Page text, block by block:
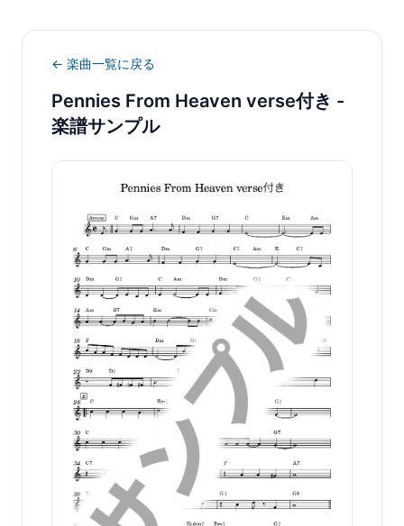
← 楽曲一覧に戻る
Pennies From Heaven verse付き -
楽譜サンプル